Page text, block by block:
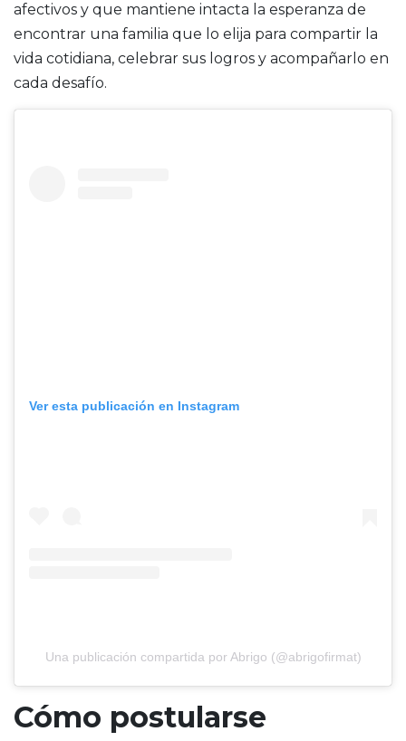
afectivos y que mantiene intacta la esperanza de
encontrar una familia que lo elija para compartir la
vida cotidiana, celebrar sus logros y acompañarlo en
cada desafío.
Ver esta publicación en Instagram
Una publicación compartida por Abrigo (@abrigofirmat)
Cómo postularse